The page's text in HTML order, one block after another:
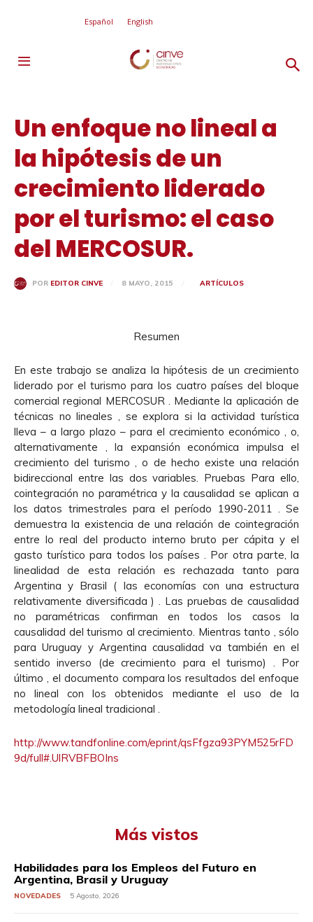
Español English
Un enfoque no lineal a
la hipótesis de un
crecimiento liderado
por el turismo: el caso
del MERCOSUR.
POR EDITOR CINVE 8 MAYO, 2015 ARTÍCULOS
Resumen
En este trabajo se analiza la hipótesis de un crecimiento
liderado por el turismo para los cuatro países del bloque
comercial regional MERCOSUR . Mediante la aplicación de
técnicas no lineales , se explora si la actividad turística
lleva – a largo plazo – para el crecimiento económico , o,
alternativamente , la expansión económica impulsa el
crecimiento del turismo , o de hecho existe una relación
bidireccional entre las dos variables. Pruebas Para ello,
cointegración no paramétrica y la causalidad se aplican a
los datos trimestrales para el período 1990-2011 . Se
demuestra la existencia de una relación de cointegración
entre lo real del producto interno bruto per cápita y el
gasto turístico para todos los países . Por otra parte, la
linealidad de esta relación es rechazada tanto para
Argentina y Brasil ( las economías con una estructura
relativamente diversificada ) . Las pruebas de causalidad
no paramétricas confirman en todos los casos la
causalidad del turismo al crecimiento. Mientras tanto , sólo
para Uruguay y Argentina causalidad va también en el
sentido inverso (de crecimiento para el turismo) . Por
último , el documento compara los resultados del enfoque
no lineal con los obtenidos mediante el uso de la
metodología lineal tradicional .
http://www.tandfonline.com/eprint/qsFfgza93PYM525rFD
9d/full#.UlRVBFBOIns
Más vistos
Habilidades para los Empleos del Futuro en
Argentina, Brasil y Uruguay
NOVEDADES 5 Agosto, 2026